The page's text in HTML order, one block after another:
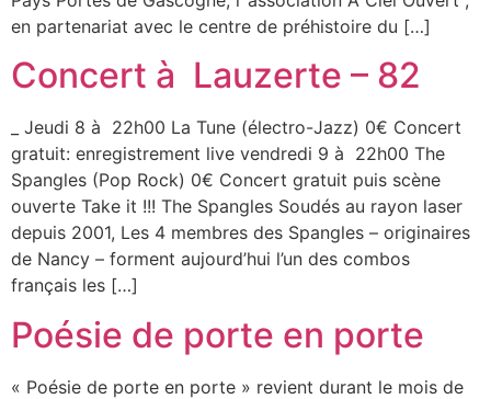
en partenariat avec le centre de préhistoire du […]
Concert à Lauzerte – 82
_ Jeudi 8 à 22h00 La Tune (électro-Jazz) 0€ Concert
gratuit: enregistrement live vendredi 9 à 22h00 The
Spangles (Pop Rock) 0€ Concert gratuit puis scène
ouverte Take it !!! The Spangles Soudés au rayon laser
depuis 2001, Les 4 membres des Spangles – originaires
de Nancy – forment aujourd’hui l’un des combos
français les […]
Poésie de porte en porte
« Poésie de porte en porte » revient durant le mois de